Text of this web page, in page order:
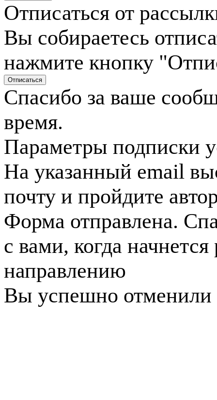
Отписаться от
Вы собираетесь
нажмите кнопку
Спасибо за ваше
время.
Параметры подписки
На указанный email
почту и пройдите
Форма отправлена.
с вами, когда
направлению
Вы успешно отменили